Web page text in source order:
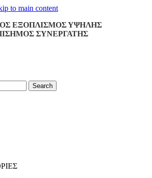
to main content
ΕΞΟΠΛΙΣΜΟΣ ΥΨΗΛΗΣ
ΣΥΝΕΡΓΑΤΗΣ
Search